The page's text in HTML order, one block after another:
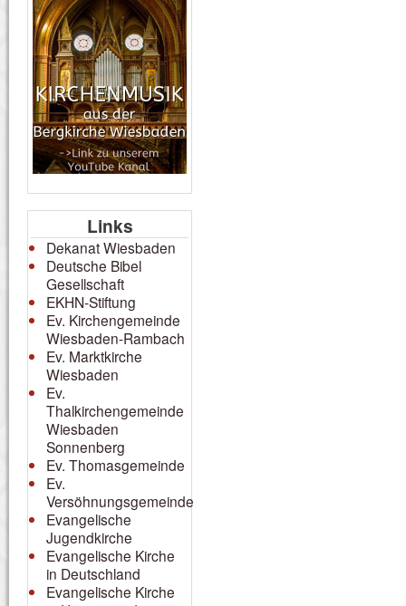
Links
Dekanat Wiesbaden
Deutsche Bibel
Gesellschaft
EKHN-Stiftung
Ev. Kirchengemeinde
Wiesbaden-Rambach
Ev. Marktkirche
Wiesbaden
Ev.
Thalkirchengemeinde
Wiesbaden
Sonnenberg
Ev. Thomasgemeinde
Ev.
Versöhnungsgemeinde
Evangelische
Jugendkirche
Evangelische Kirche
in Deutschland
Evangelische Kirche